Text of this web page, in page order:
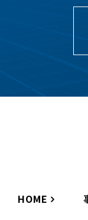
HOME